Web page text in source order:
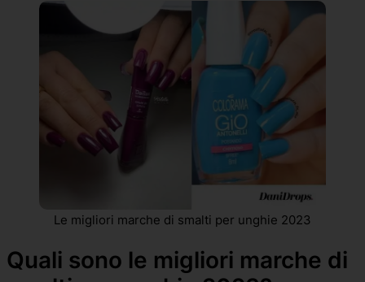
Le migliori marche di smalti per unghie 2023
Quali sono le migliori marche di